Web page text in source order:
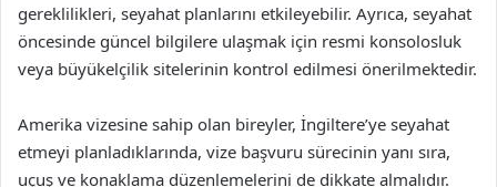
gereklilikleri, seyahat planlarını etkileyebilir. Ayrıca, seyahat
öncesinde güncel bilgilere ulaşmak için resmi konsolosluk
veya büyükelçilik sitelerinin kontrol edilmesi önerilmektedir.
Amerika vizesine sahip olan bireyler, İngiltere’ye seyahat
etmeyi planladıklarında, vize başvuru sürecinin yanı sıra,
uçuş ve konaklama düzenlemelerini de dikkate almalıdır.